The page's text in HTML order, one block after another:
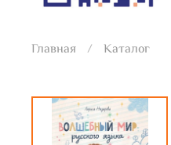
Главная Каталог